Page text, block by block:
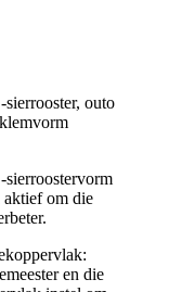
outo
sierroostervorm
om die
en die